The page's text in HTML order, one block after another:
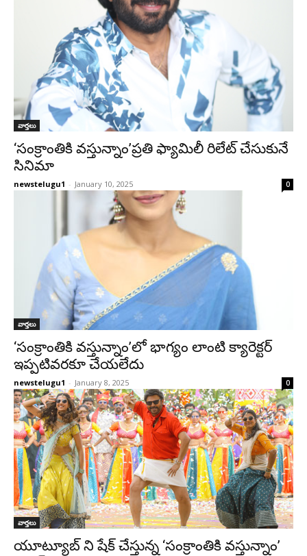
వార్తలు
‘సంక్రాంతికి వస్తున్నాం’ప్రతి ఫ్యామిలీ రిలేట్ చేసుకునే
సినిమా
newstelugu1 - January 10, 2025 0
వార్తలు
‘సంక్రాంతికి వస్తున్నాం’లో భాగ్యం లాంటి క్యారెక్టర్
ఇప్పటివరకూ చేయలేదు
newstelugu1 - January 8, 2025 0
వార్తలు
యూట్యూబ్ ని షేక్ చేస్తున్న ‘సంక్రాంతికి వస్తున్నాం’